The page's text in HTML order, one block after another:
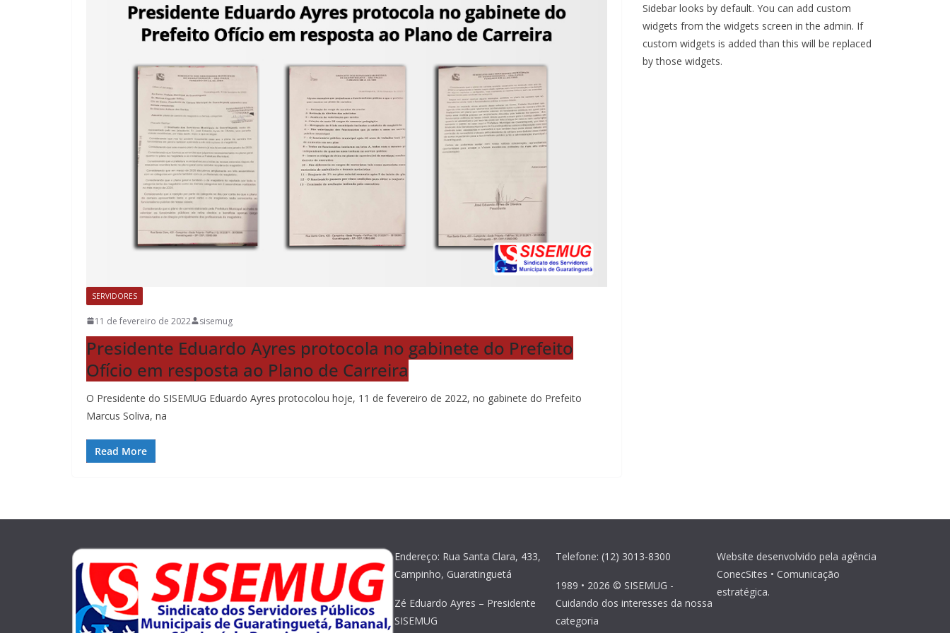
SERVIDORES
11 de fevereiro de 2022 sisemug
Presidente Eduardo Ayres protocola no gabinete do Prefeito
Ofício em resposta ao Plano de Carreira
O Presidente do SISEMUG Eduardo Ayres protocolou hoje, 11 de fevereiro de 2022, no gabinete do Prefeito
Marcus Soliva, na
Read More
Sidebar looks by default. You can add custom
widgets from the widgets screen in the admin. If
custom widgets is added than this will be replaced
by those widgets.
Endereço: Rua Santa Clara, 433,
Campinho, Guaratinguetá
Zé Eduardo Ayres – Presidente
SISEMUG
Telefone: (12) 3013-8300
1989 • 2026 © SISEMUG -
Cuidando dos interesses da nossa
categoria
Website desenvolvido pela agência
ConecSites • Comunicação
estratégica.